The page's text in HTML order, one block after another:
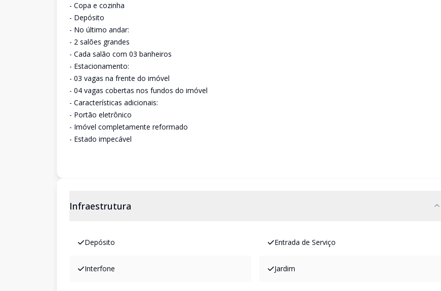
- Copa e cozinha
- Depósito
- No último andar:
- 2 salões grandes
- Cada salão com 03 banheiros
- Estacionamento:
- 03 vagas na frente do imóvel
- 04 vagas cobertas nos fundos do imóvel
- Características adicionais:
- Portão eletrônico
- Imóvel completamente reformado
- Estado impecável
Infraestrutura
Depósito Entrada de Serviço
Interfone Jardim